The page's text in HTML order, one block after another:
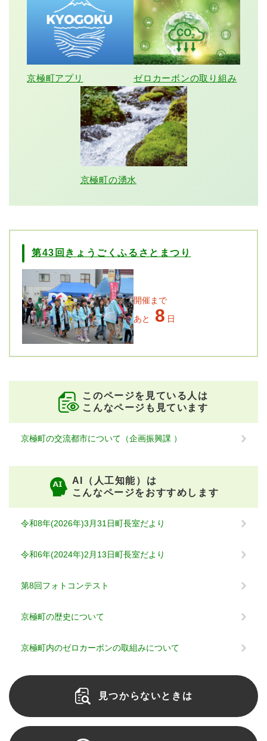
京極町アプリ ゼロカーボンの取り組み
京極町の湧水
第43回きょうごくふるさとまつり
開催まで
あと
8 日
このページを見ている人は
こんなページも見ています
京極町の交流都市について（企画振興課 ）
AI（人工知能）は
こんなページをおすすめします
令和8年(2026年)3月31日町長室だより
令和6年(2024年)2月13日町長室だより
第8回フォトコンテスト
京極町の歴史について
京極町内のゼロカーボンの取組みについて
見つからないときは